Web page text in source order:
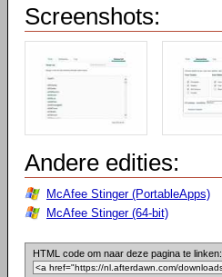
Screenshots:
Andere edities:
McAfee Stinger (PortableApps)
McAfee Stinger (64-bit)
HTML code om naar deze pagina te linken: